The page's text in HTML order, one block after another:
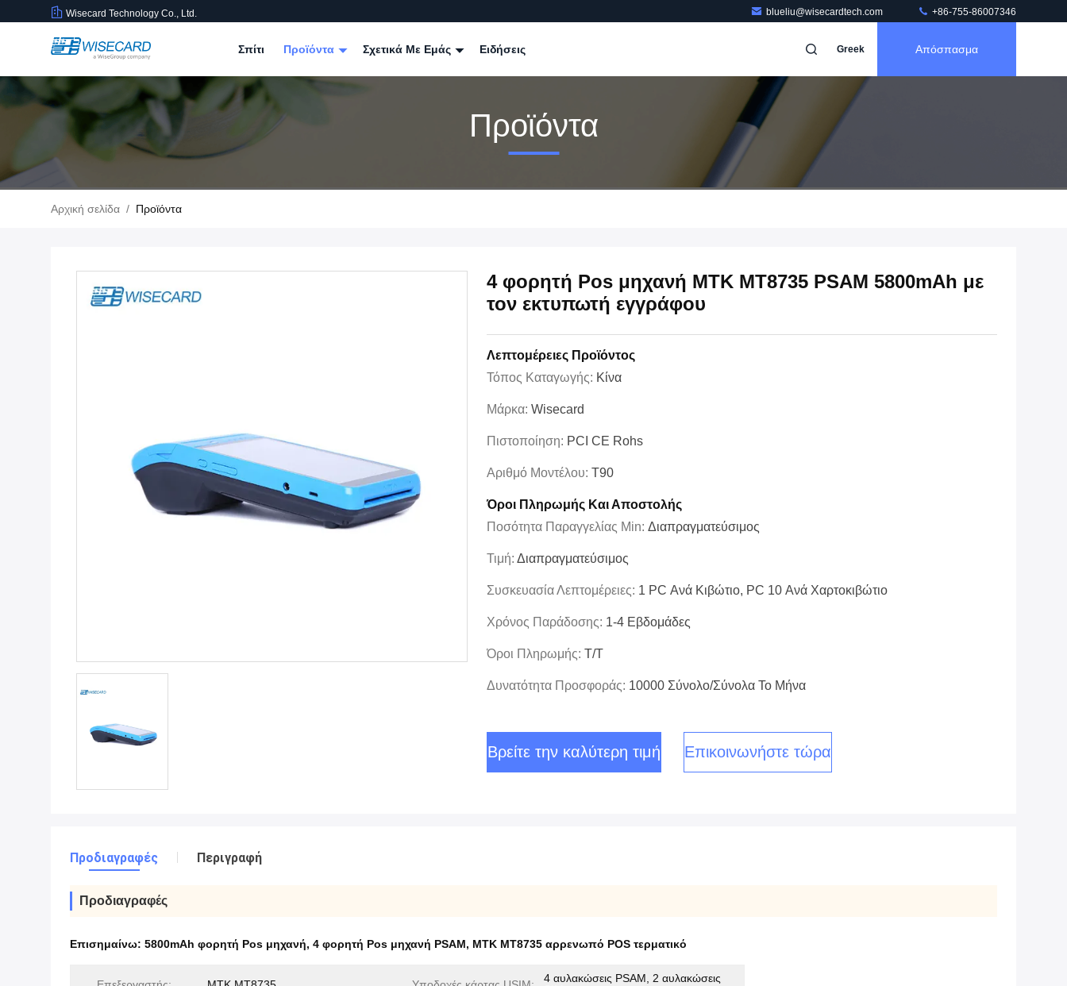
Wisecard Technology Co., Ltd. blueliu@wisecardtech.com +86-755-86007346
Σπίτι Προϊόντα Σχετικά Με Εμάς Ειδήσεις Greek Απόσπασμα
Προϊόντα
Αρχική σελίδα / Προϊόντα
4 φορητή Pos μηχανή MTK MT8735 PSAM 5800mAh με
τον εκτυπωτή εγγράφου
Λεπτομέρειες Προϊόντος
Τόπος Καταγωγής: Κίνα
Μάρκα: Wisecard
Πιστοποίηση: PCI CE Rohs
Αριθμό Μοντέλου: T90
Όροι Πληρωμής Και Αποστολής
Ποσότητα Παραγγελίας Min: Διαπραγματεύσιμος
Τιμή: Διαπραγματεύσιμος
Συσκευασία Λεπτομέρειες: 1 PC Ανά Κιβώτιο, PC 10 Ανά Χαρτοκιβώτιο
Χρόνος Παράδοσης: 1-4 Εβδομάδες
Όροι Πληρωμής: T/T
Δυνατότητα Προσφοράς: 10000 Σύνολο/σύνολα Το Μήνα
Βρείτε την καλύτερη τιμή Επικοινωνήστε τώρα
Προδιαγραφές Περιγραφή
Προδιαγραφές
Επισημαίνω: 5800mAh φορητή Pos μηχανή, 4 φορητή Pos μηχανή PSAM, MTK MT8735 αρρενωπό POS τερματικό
4 αυλακώσεις PSAM, 2 αυλακώσεις